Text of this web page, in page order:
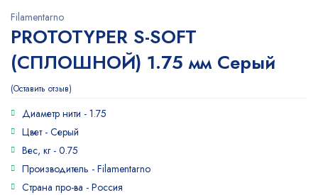
Filamentarno
PROTOTYPER S-SOFT
(СПЛОШНОЙ) 1.75 мм Серый
Оставить отзыв
Диаметр нити - 1.75
Цвет - Серый
Вес, кг - 0.75
Производитель - Filamentarno
Страна про-ва - Россия